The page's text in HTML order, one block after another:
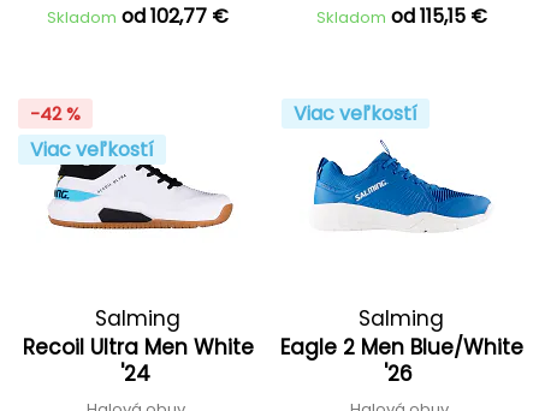
Skladom od 102,77 €
Skladom od 115,15 €
-42 %
Viac veľkostí
Salming
Recoil Ultra Men White
'24
Viac veľkostí
Salming
Eagle 2 Men Blue/White
'26